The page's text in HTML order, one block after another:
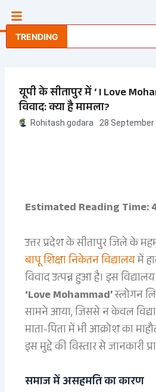
contentTRENDING
यूपी के सीतापुर में ‘ I Love
विवाद: क्या है मामला?
Rohitash godara 28 September
Estimated Reading Time:
उत्तर प्रदेश के सीतापुर जिले के
बापू शिक्षा निकेतन विद्यालयमें
विवाद उत्पन्न हुआ है। इस विद्यालय
‘Love Mohammad’स्लोगन
सामने आया, जिससे न केवल
माता-पिता में भी आक्रोश का
इस मुद्दे की विस्तार से जानकारी
समाज में असहमति का कारण